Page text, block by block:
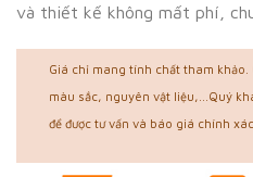
và thiết kế không mất phí,
Giá chỉ mang tính chất tham
màu sắc, nguyên vật liệu,...Quý
để được tư vấn và báo giá chính